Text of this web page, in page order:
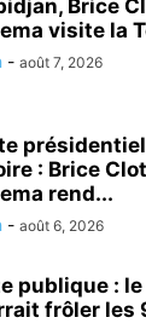
Brice
visite la
- août 7, 2026
: Brice
rend...
- août 6, 2026
publique : le
frôler les